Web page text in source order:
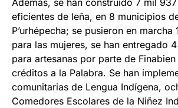
Además, se han construido 7 mil
eficientes de leña, en 8 municipios
P’urhépecha; se pusieron en marcha
para las mujeres, se han entregado
para artesanas por parte de
créditos a la Palabra. Se han
comunitarias de Lengua Indígena,
Comedores Escolares de la Niñez